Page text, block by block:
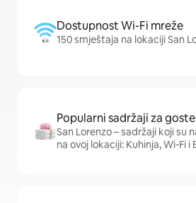
Dostupnost Wi-Fi mreže
150 smještaja na lokaciji San
Popularni sadržaji za goste
San Lorenzo – sadržaji koji su
na ovoj lokaciji: Kuhinja, Wi-Fi i